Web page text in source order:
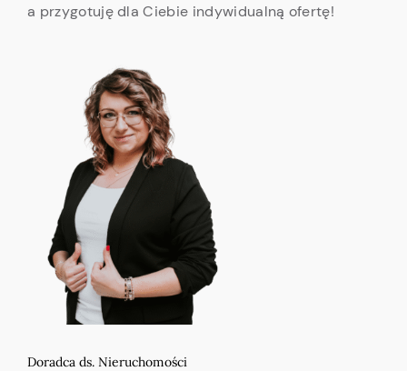
a przygotuję dla Ciebie indywidualną ofertę!
Doradca ds. Nieruchomości